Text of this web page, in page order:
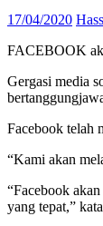
17/04/2020
FACEBOOK
Gergasi media
Facebook telah
“Kami akan
“Facebook
yang tepat,”